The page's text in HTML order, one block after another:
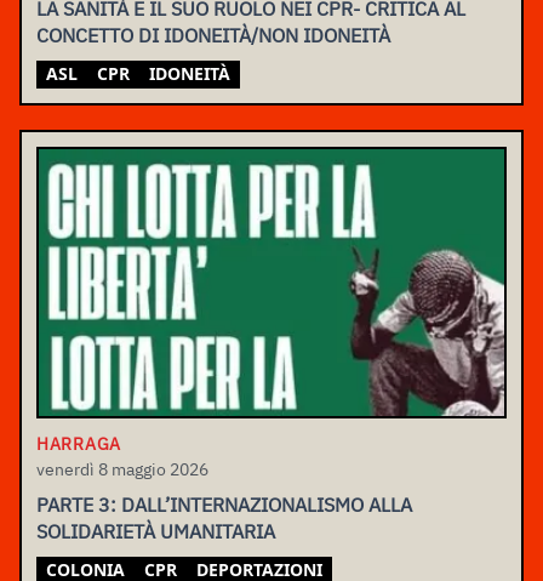
LA SANITÀ E IL SUO RUOLO NEI CPR- CRITICA AL
CONCETTO DI IDONEITÀ/NON IDONEITÀ
ASL CPR IDONEITÀ
HARRAGA
venerdì 8 maggio 2026
PARTE 3: DALL’INTERNAZIONALISMO ALLA
SOLIDARIETÀ UMANITARIA
COLONIA CPR DEPORTAZIONI